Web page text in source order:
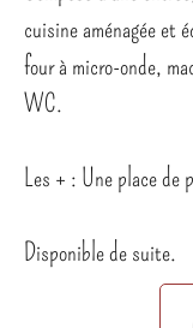
cuisine aménagée et
four à micro-onde,
WC.
Les + : Une place de
Disponible de suite.